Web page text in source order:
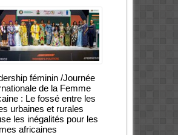
féminin /Journée
de la Femme
: Le fossé entre les
urbaines et rurales
les inégalités pour les
africaines